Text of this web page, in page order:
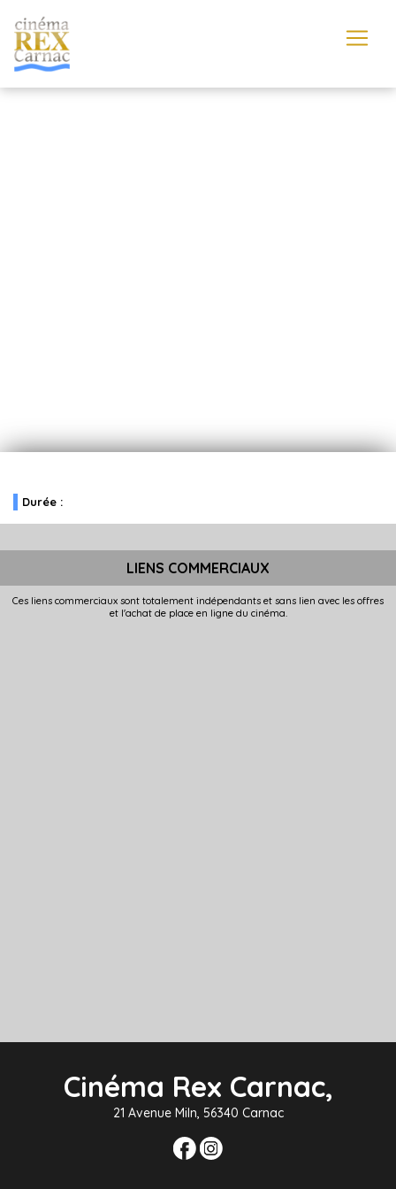
Durée :
LIENS COMMERCIAUX
Ces liens commerciaux sont totalement indépendants et sans lien avec les offres
et l'achat de place en ligne du cinéma.
Cinéma Rex Carnac,
21 Avenue Miln, 56340 Carnac